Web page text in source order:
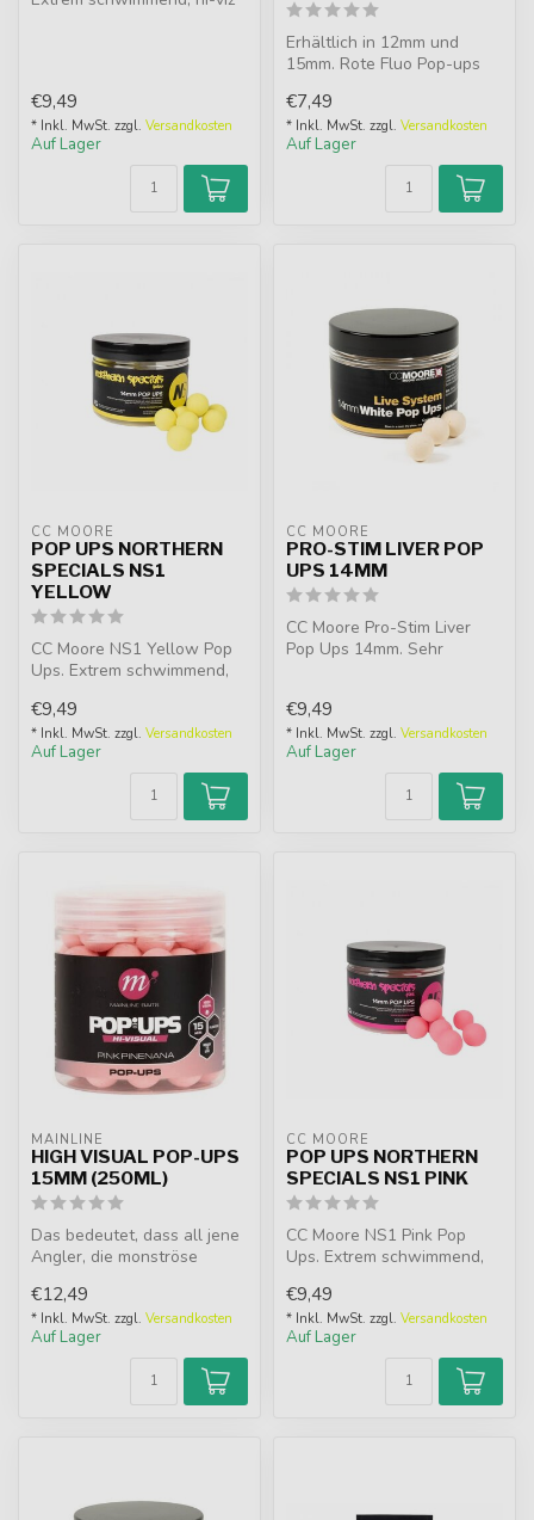
€9,49
* Inkl. MwSt. zzgl. Versandkosten
Auf Lager
Erhältlich in 12mm und
15mm. Rote Fluo Pop-ups
Flavo...
€7,49
* Inkl. MwSt. zzgl. Versandkosten
Auf Lager
CC MOORE
POP UPS NORTHERN
SPECIALS NS1
YELLOW
CC Moore NS1 Yellow Pop
Ups. Extrem schwimmend,
unwiderstehlich ...
€9,49
* Inkl. MwSt. zzgl. Versandkosten
Auf Lager
CC MOORE
PRO-STIM LIVER POP
UPS 14MM
CC Moore Pro-Stim Liver
Pop Ups 14mm. Sehr
€9,49
* Inkl. MwSt. zzgl. Versandkosten
Auf Lager
MAINLINE
HIGH VISUAL POP-UPS
15MM (250ML)
Das bedeutet, dass all jene
Angler, die monströse
lim...
€12,49
* Inkl. MwSt. zzgl. Versandkosten
Auf Lager
CC MOORE
POP UPS NORTHERN
SPECIALS NS1 PINK
CC Moore NS1 Pink Pop
Ups. Extrem schwimmend,
mit Cit...
€9,49
* Inkl. MwSt. zzgl. Versandkosten
Auf Lager